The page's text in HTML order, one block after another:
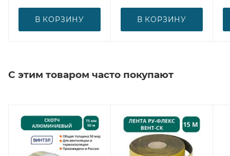
В КОРЗИНУ В КОРЗИНУ
С этим товаром часто покупают